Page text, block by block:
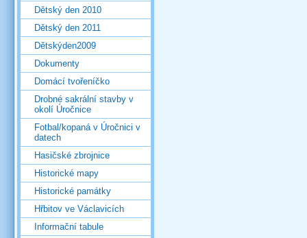
Dětský den 2010
Dětský den 2011
Dětskýden2009
Dokumenty
Domácí tvořeníčko
Drobné sakrální stavby v
okolí Úročnice
Fotbal/kopaná v Úročnici v
datech
Hasičské zbrojnice
Historické mapy
Historické památky
Hřbitov ve Václavicích
Informační tabule